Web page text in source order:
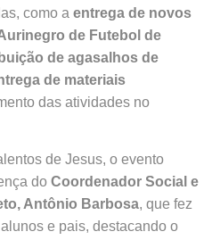
como a entrega de novos
de Futebol de
de agasalhos de
de materiais
das atividades no
de Jesus, o evento
do Coordenador Social e
Antônio Barbosa, que fez
e pais, destacando o